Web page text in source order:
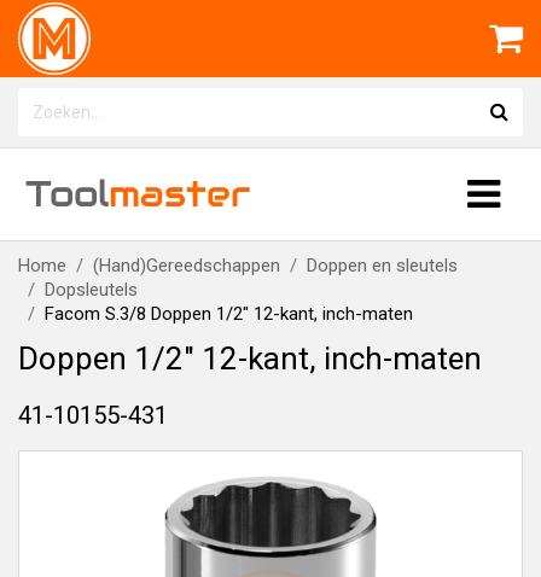
Toolmaster
Home (Hand)Gereedschappen
Doppen en sleutels
Dopsleutels
Facom S.3/8 Doppen 1/2" 12-kant, inch-maten
Doppen 1/2" 12-kant, inch-maten
41-10155-431